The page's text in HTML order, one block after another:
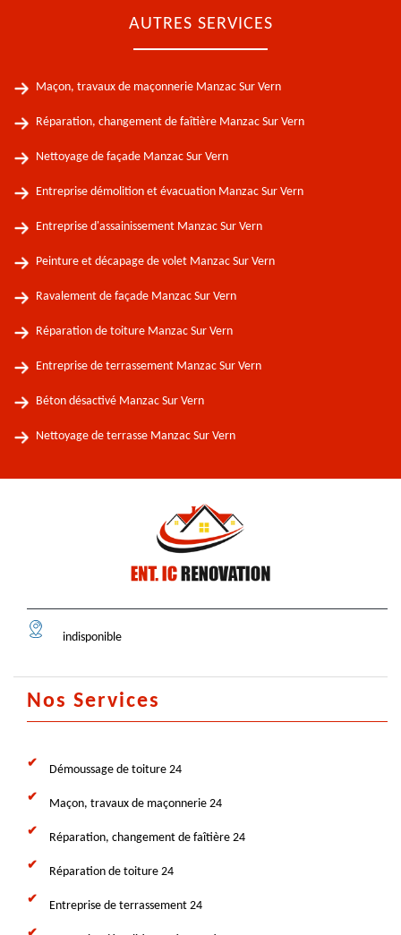
AUTRES SERVICES
Maçon, travaux de maçonnerie Manzac Sur Vern
Réparation, changement de faîtière Manzac Sur Vern
Nettoyage de façade Manzac Sur Vern
Entreprise démolition et évacuation Manzac Sur Vern
Entreprise d'assainissement Manzac Sur Vern
Peinture et décapage de volet Manzac Sur Vern
Ravalement de façade Manzac Sur Vern
Réparation de toiture Manzac Sur Vern
Entreprise de terrassement Manzac Sur Vern
Béton désactivé Manzac Sur Vern
Nettoyage de terrasse Manzac Sur Vern
indisponible
Nos Services
Démoussage de toiture 24
Maçon, travaux de maçonnerie 24
Réparation, changement de faîtière 24
Réparation de toiture 24
Entreprise de terrassement 24